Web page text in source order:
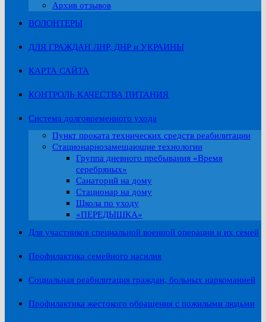
Архив отзывов
ВОЛОНТЕРЫ
ДЛЯ ГРАЖДАН ЛНР, ДНР и УКРАИНЫ
КАРТА САЙТА
КОНТРОЛЬ КАЧЕСТВА ПИТАНИЯ
Система долговременного ухода
Пункт проката технических средств реабилитации
Стационарнозамещающие технологии
Группа дневного пребывания «Время
серебряных»
Санаторий на дому
Стационар на дому
Школа по уходу
«ПЕРЕДЫШКА»
Для участников специальной военной операции и их семей
Профилактика семейного насилия
Социальная реабилитация граждан, больных наркоманией
Профилактика жестокого обращения с пожилыми людьми